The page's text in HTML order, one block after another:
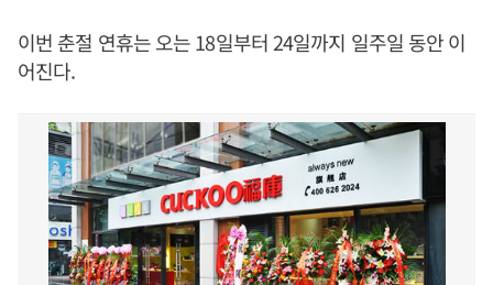
이번 춘절 연휴는 오는 18일부터 24일까지 일주일 동안 이
어진다.